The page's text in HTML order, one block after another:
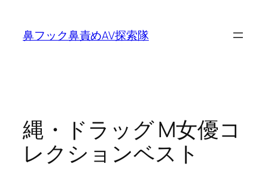
鼻フック鼻責めAV探索隊
縄・ドラッグ M女優コ
レクションベスト